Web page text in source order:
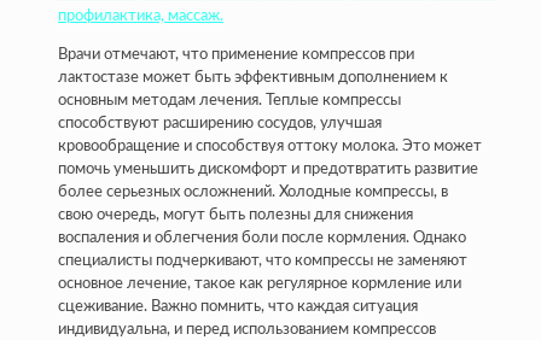
профилактика, массаж.
Врачи отмечают, что применение компрессов при
лактостазе может быть эффективным дополнением к
основным методам лечения. Теплые компрессы
способствуют расширению сосудов, улучшая
кровообращение и способствуя оттоку молока. Это может
помочь уменьшить дискомфорт и предотвратить развитие
более серьезных осложнений. Холодные компрессы, в
свою очередь, могут быть полезны для снижения
воспаления и облегчения боли после кормления. Однако
специалисты подчеркивают, что компрессы не заменяют
основное лечение, такое как регулярное кормление или
сцеживание. Важно помнить, что каждая ситуация
индивидуальна, и перед использованием компрессов